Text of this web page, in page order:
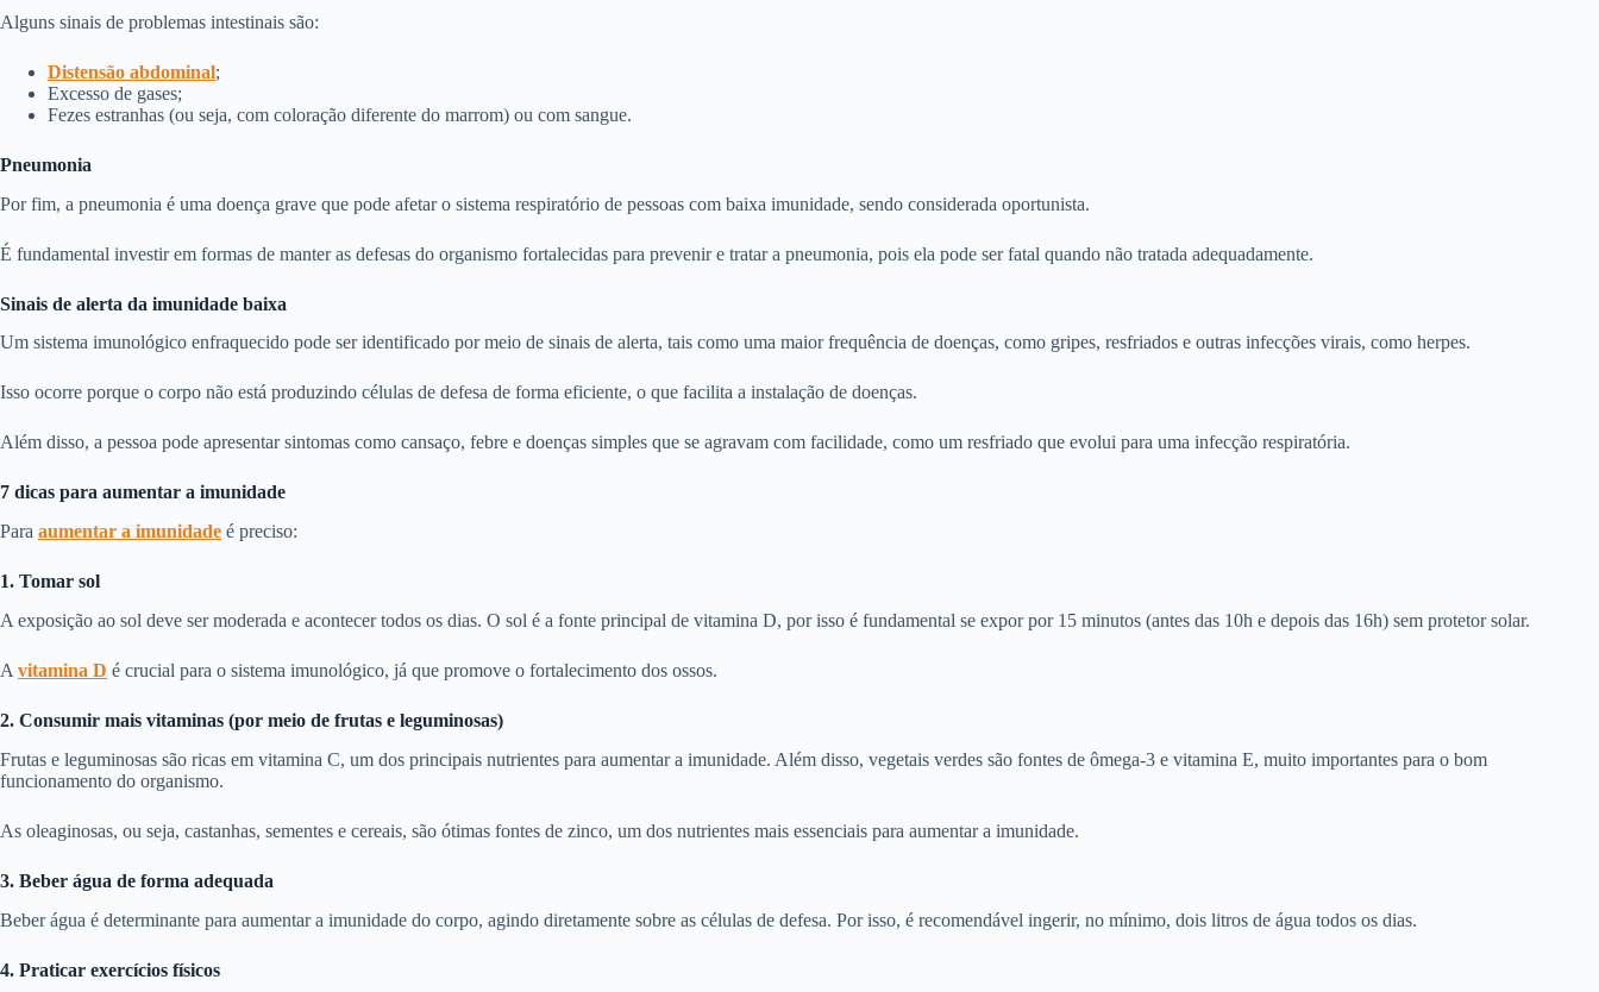
Alguns sinais de problemas intestinais são:
Distensão abdominal;
Excesso de gases;
Fezes estranhas (ou seja, com coloração diferente do marrom) ou com sangue.
Pneumonia
Por fim, a pneumonia é uma doença grave que pode afetar o sistema respiratório de pessoas com baixa imunidade, sendo considerada oportunista.
É fundamental investir em formas de manter as defesas do organismo fortalecidas para prevenir e tratar a pneumonia, pois ela pode ser fatal quando não tratada adequadamente.
Sinais de alerta da imunidade baixa
Um sistema imunológico enfraquecido pode ser identificado por meio de sinais de alerta, tais como uma maior frequência de doenças, como gripes, resfriados e outras infecções virais, como herpes.
Isso ocorre porque o corpo não está produzindo células de defesa de forma eficiente, o que facilita a instalação de doenças.
Além disso, a pessoa pode apresentar sintomas como cansaço, febre e doenças simples que se agravam com facilidade, como um resfriado que evolui para uma infecção respiratória.
7 dicas para aumentar a imunidade
Para aumentar a imunidade é preciso:
1. Tomar sol
A exposição ao sol deve ser moderada e acontecer todos os dias. O sol é a fonte principal de vitamina D, por isso é fundamental se expor por 15 minutos (antes das 10h e depois das 16h) sem protetor solar.
A vitamina D é crucial para o sistema imunológico, já que promove o fortalecimento dos ossos.
2. Consumir mais vitaminas (por meio de frutas e leguminosas)
Frutas e leguminosas são ricas em vitamina C, um dos principais nutrientes para aumentar a imunidade. Além disso, vegetais verdes são fontes de ômega-3 e vitamina E, muito importantes para o bom
funcionamento do organismo.
As oleaginosas, ou seja, castanhas, sementes e cereais, são ótimas fontes de zinco, um dos nutrientes mais essenciais para aumentar a imunidade.
3. Beber água de forma adequada
Beber água é determinante para aumentar a imunidade do corpo, agindo diretamente sobre as células de defesa. Por isso, é recomendável ingerir, no mínimo, dois litros de água todos os dias.
4. Praticar exercícios físicos